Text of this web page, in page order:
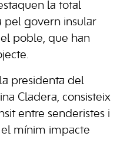
la total
pel govern insular
poble, que han
presidenta del
Cladera, consisteix
entre senderistes i
mínim impacte